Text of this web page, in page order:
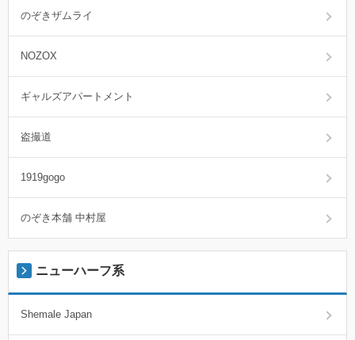
のぞきザムライ
NOZOX
ギャルズアパートメント
盗撮道
1919gogo
のぞき本舗 中村屋
ニューハーフ系
Shemale Japan